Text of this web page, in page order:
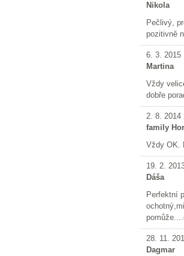
Nikola
Pečlivý,
pozitivně
6. 3. 2015
Martina
Vždy
dobře
2. 8. 2014
family
Vždy OK.
19. 2.
Dáša
Perfektní
28. 11.
Dagmar